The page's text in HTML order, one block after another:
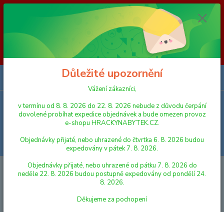
Vážení zákazníci, v termínu od 8. 8. 2026 do 23. 8. 2026 nebude z
důvodu čerpání dovolené probíhat expedice objednávek a bude omezen
provoz e-shopu HRACKYNABYTEK.CZ. Objednávky přijaté, nebo
uhrazené do čtvrtka 6. 8. 2026 budou expedovány v pátek 7. 8. 2026.
Objednávky přijaté, nebo uhrazené od pátku 7. 8. 2026 do neděle 23. 8.
2026 budou postupně expedovány od pondělí 24. 8. 2026. Děkujeme za
pochopení HRACKYNABYTEK.CZ
Menu
Hledat
AUTA, LODĚ, LETADLA KOVOVÉ MODELY
KOVOVÉ MODELY
Důležité upozornění
Vážení zákazníci,
v termínu od 8. 8. 2026 do 22. 8. 2026 nebude z důvodu čerpání
dovolené probíhat expedice objednávek a bude omezen provoz
e-shopu HRACKYNABYTEK.CZ.
Objednávky přijaté, nebo uhrazené do čtvrtka 6. 8. 2026 budou
expedovány v pátek 7. 8. 2026.
Objednávky přijaté, nebo uhrazené od pátku 7. 8. 2026 do
neděle 22. 8. 2026 budou postupně expedovány od pondělí 24.
8. 2026.
Děkujeme za pochopení